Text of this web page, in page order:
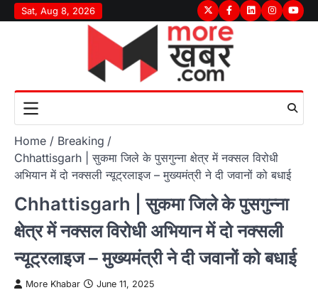
Skip
to
Sat, Aug 8, 2026 TwitterFacebook
LinkedInInstagram
Home
Breaking
Chhattisgarh | सुकमा जिले के पुसगुन्ना क्षेत्र में नक्सल विरोधी
अभियान में दो नक्सली न्यूट्रलाइज – मुख्यमंत्री ने दी जवानों को बधाई
Chhattisgarh | सुकमा जिले के पुसगुन्ना
क्षेत्र में नक्सल विरोधी अभियान में दो नक्सली
न्यूट्रलाइज – मुख्यमंत्री ने दी जवानों को बधाई
More Khabar June 11, 2025